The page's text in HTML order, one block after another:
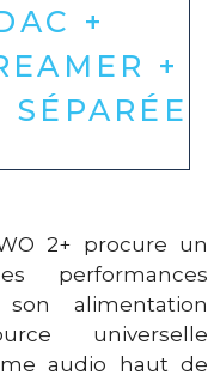
+
+
2+ procure un
performances
alimentation
universelle
audio haut de